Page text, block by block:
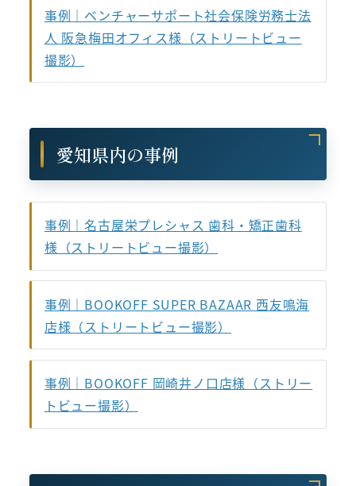
事例｜ベンチャーサポート社会保険労務士法
人 阪急梅田オフィス様（ストリートビュー
撮影）
愛知県内の事例
事例｜名古屋栄プレシャス 歯科・矯正歯科
様（ストリートビュー撮影）
事例｜BOOKOFF SUPER BAZAAR 西友鳴海
店様（ストリートビュー撮影）
事例｜BOOKOFF 岡崎井ノ口店様（ストリー
トビュー撮影）